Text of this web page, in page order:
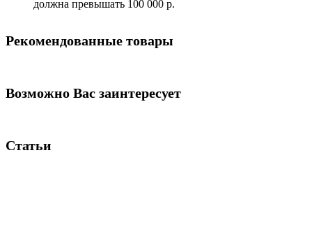
должна превышать 100 000 р.
Рекомендованные товары
Возможно Вас заинтересует
Статьи